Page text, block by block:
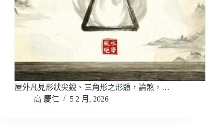
屋外凡見形狀尖銳、三角形之形體，論煞，…
高 慶仁
5 2 月, 2026